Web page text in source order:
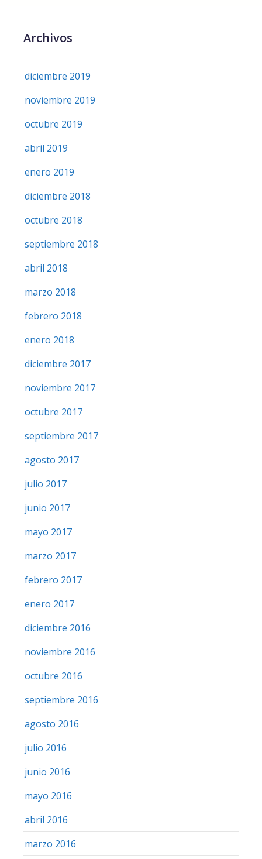
Archivos
diciembre 2019
noviembre 2019
octubre 2019
abril 2019
enero 2019
diciembre 2018
octubre 2018
septiembre 2018
abril 2018
marzo 2018
febrero 2018
enero 2018
diciembre 2017
noviembre 2017
octubre 2017
septiembre 2017
agosto 2017
julio 2017
junio 2017
mayo 2017
marzo 2017
febrero 2017
enero 2017
diciembre 2016
noviembre 2016
octubre 2016
septiembre 2016
agosto 2016
julio 2016
junio 2016
mayo 2016
abril 2016
marzo 2016